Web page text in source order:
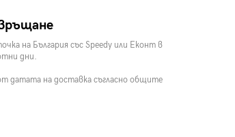
на България със Speedy или Еконт в
дни.
датата на доставка съгласно общите